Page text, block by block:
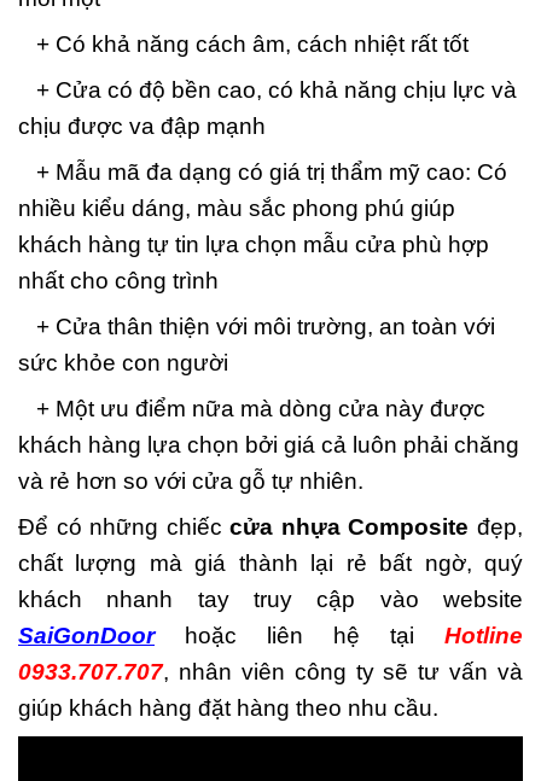
+ Có khả năng cách âm, cách nhiệt rất tốt
+ Cửa có độ bền cao, có khả năng chịu lực và
chịu được va đập mạnh
+ Mẫu mã đa dạng có giá trị thẩm mỹ cao: Có
nhiều kiểu dáng, màu sắc phong phú giúp
khách hàng tự tin lựa chọn mẫu cửa phù hợp
nhất cho công trình
+ Cửa thân thiện với môi trường, an toàn với
sức khỏe con người
+ Một ưu điểm nữa mà dòng cửa này được
khách hàng lựa chọn bởi giá cả luôn phải chăng
và rẻ hơn so với cửa gỗ tự nhiên.
Để có những chiếccửa nhựa Composite đẹp,
chất lượng mà giá thành lại rẻ bất ngờ, quý
khách nhanh tay truy cập vào website
SaiGonDoorhoặc liên hệ tại Hotline
0933.707.707, nhân viên công ty sẽ tư vấn và
giúp khách hàng đặt hàng theo nhu cầu.